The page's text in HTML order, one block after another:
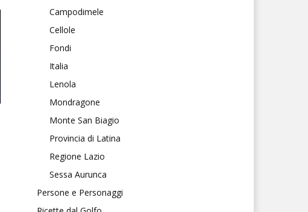
Campodimele
Cellole
Fondi
Italia
Lenola
Mondragone
Monte San Biagio
Provincia di Latina
Regione Lazio
Sessa Aurunca
Persone e Personaggi